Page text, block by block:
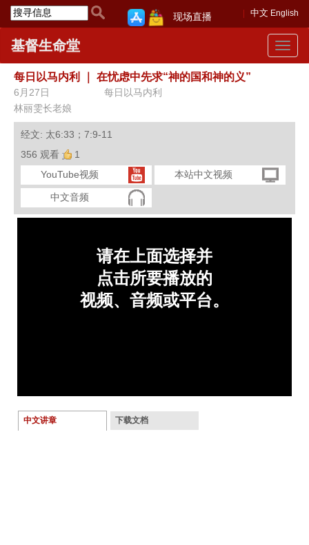
中文 English
现场直播
Toggle
基督生命堂
每日以马内利 在忧虑中先求“神的国和神的义”
6月27日
每日以马内利
林丽雯长老娘
经文: 太6:33；7:9-11
356 观看
1
YouTube视频
本站中文视频
中文音频
中文讲章 下载文档